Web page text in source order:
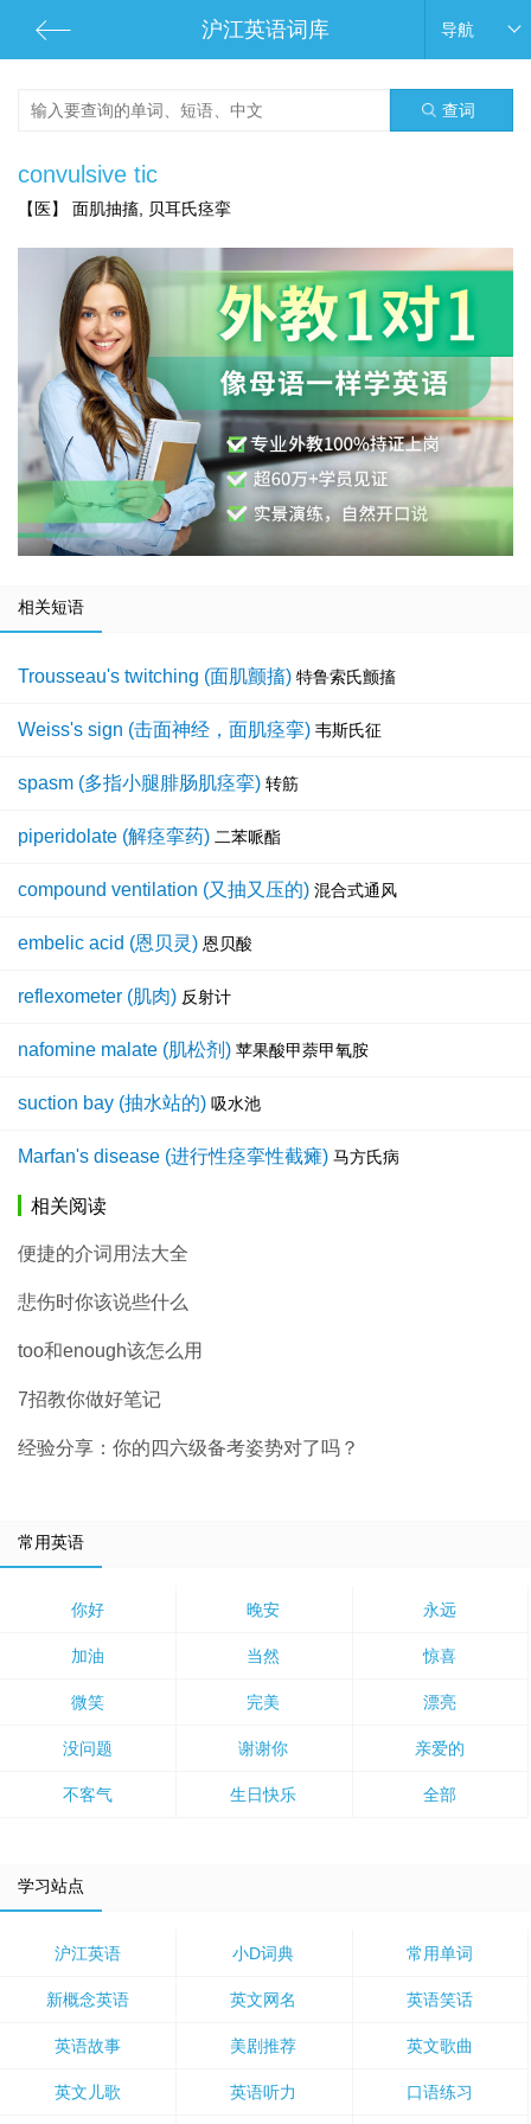
沪江英语词库 导航
查词
convulsive tic
【医】 面肌抽搐, 贝耳氏痉挛
相关短语
Trousseau's twitching (面肌颤搐) 特鲁索氏颤搐
Weiss's sign (击面神经，面肌痉挛) 韦斯氏征
spasm (多指小腿腓肠肌痉挛) 转筋
piperidolate (解痉挛药) 二苯哌酯
compound ventilation (又抽又压的) 混合式通风
embelic acid (恩贝灵) 恩贝酸
reflexometer (肌肉) 反射计
nafomine malate (肌松剂) 苹果酸甲萘甲氧胺
suction bay (抽水站的) 吸水池
Marfan's disease (进行性痉挛性截瘫) 马方氏病
相关阅读
便捷的介词用法大全
悲伤时你该说些什么
too和enough该怎么用
7招教你做好笔记
经验分享：你的四六级备考姿势对了吗？
常用英语
你好 晚安 永远
加油 当然 惊喜
微笑 完美 漂亮
没问题 谢谢你 亲爱的
不客气 生日快乐 全部
学习站点
沪江英语 小D词典 常用单词
新概念英语 英文网名 英语笑话
英语故事 美剧推荐 英文歌曲
英文儿歌 英语听力 口语练习